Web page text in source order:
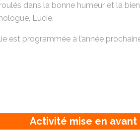
dans la bonne humeur et la
Lucie.
est programmée à l’année
Activité mise en avant